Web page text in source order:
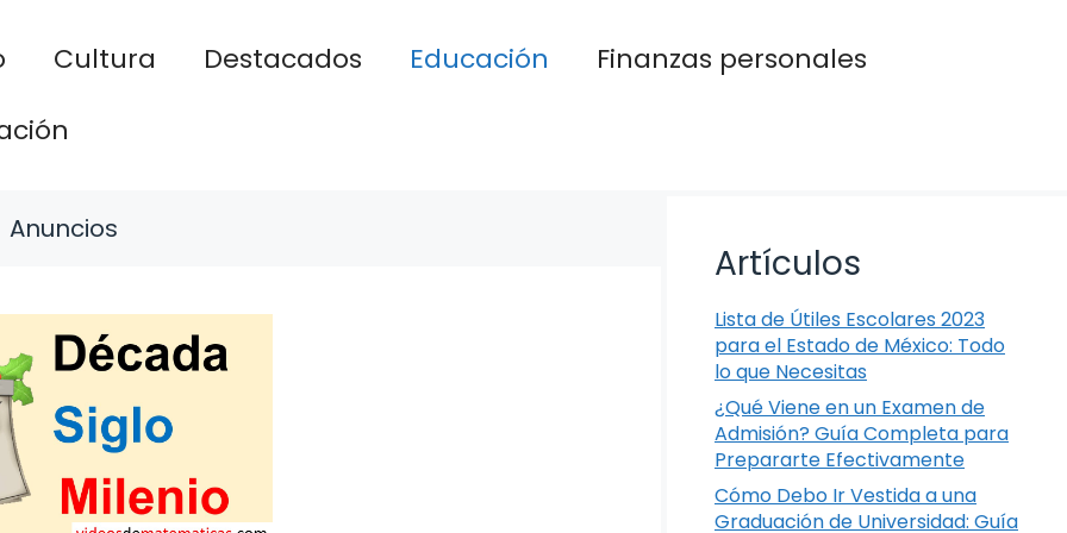
Cultura Destacados Educación
Finanzas personales
Anuncios
Artículos
Lista de Útiles Escolares 2023
para el Estado de México: Todo
lo que Necesitas
¿Qué Viene en un Examen de
Admisión? Guía Completa para
Prepararte Efectivamente
Cómo Debo Ir Vestida a una
Graduación de Universidad: Guía